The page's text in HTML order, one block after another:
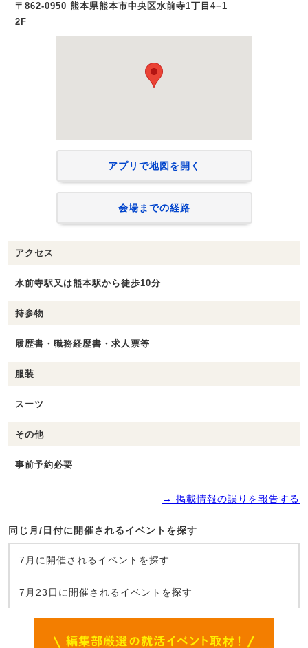
〒862-0950 熊本県熊本市中央区水前寺1丁目4−1
2F
アプリで地図を開く
会場までの経路
アクセス
水前寺駅又は熊本駅から徒歩10分
持参物
履歴書・職務経歴書・求人票等
服装
スーツ
その他
事前予約必要
→ 掲載情報の誤りを報告する
同じ月/日付に開催されるイベントを探す
7月に開催されるイベントを探す
7月23日に開催されるイベントを探す